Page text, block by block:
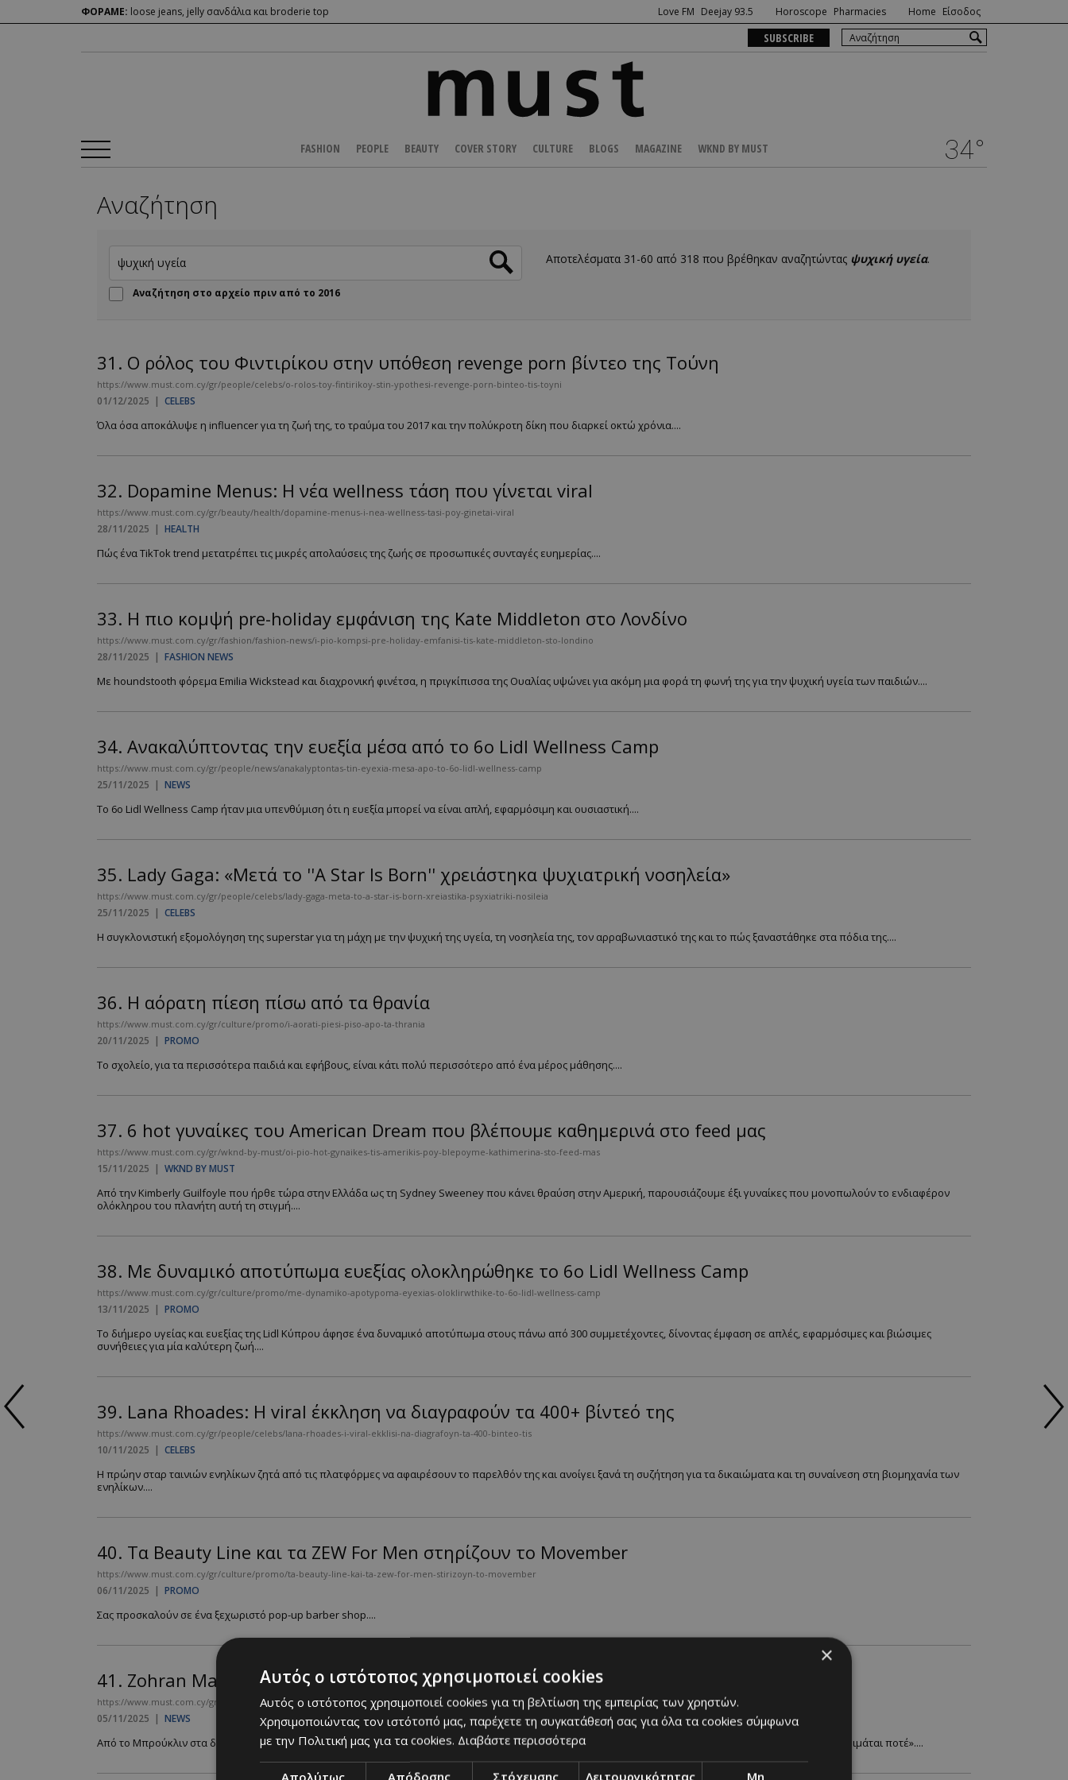
ΦΟΡΑΜΕ: loose jeans, jelly σανδάλια και broderie top Love FM Deejay 93.5 Horoscope Pharmacies Home Είσοδος
SUBSCRIBE
FASHION PEOPLE BEAUTY COVER STORY CULTURE BLOGS MAGAZINE WKND BY MUST 34°
Αναζήτηση
Αναζήτηση στο αρχείο πριν από το 2016
Αποτελέσματα 31-60 από 318 που βρέθηκαν αναζητώντας ψυχική υγεία.
31. Ο ρόλος του Φιντιρίκου στην υπόθεση revenge porn βίντεο της Τούνη
https://www.must.com.cy/gr/people/celebs/o-rolos-toy-fintirikoy-stin-ypothesi-revenge-porn-binteo-tis-toyni
01/12/2025 | CELEBS
Όλα όσα αποκάλυψε η influencer για τη ζωή της, το τραύμα του 2017 και την πολύκροτη δίκη που διαρκεί οκτώ χρόνια....
32. Dopamine Menus: Η νέα wellness τάση που γίνεται viral
https://www.must.com.cy/gr/beauty/health/dopamine-menus-i-nea-wellness-tasi-poy-ginetai-viral
28/11/2025 | HEALTH
Πώς ένα TikTok trend μετατρέπει τις μικρές απολαύσεις της ζωής σε προσωπικές συνταγές ευημερίας....
33. Η πιο κομψή pre-holiday εμφάνιση της Kate Middleton στο Λονδίνο
https://www.must.com.cy/gr/fashion/fashion-news/i-pio-kompsi-pre-holiday-emfanisi-tis-kate-middleton-sto-londino
28/11/2025 | FASHION NEWS
Με houndstooth φόρεμα Emilia Wickstead και διαχρονική φινέτσα, η πριγκίπισσα της Ουαλίας υψώνει για ακόμη μια φορά τη φωνή της για την ψυχική υγεία των παιδιών....
34. Ανακαλύπτοντας την ευεξία μέσα από το 6ο Lidl Wellness Camp
https://www.must.com.cy/gr/people/news/anakalyptontas-tin-eyexia-mesa-apo-to-6o-lidl-wellness-camp
25/11/2025 | NEWS
Το 6ο Lidl Wellness Camp ήταν μια υπενθύμιση ότι η ευεξία μπορεί να είναι απλή, εφαρμόσιμη και ουσιαστική....
35. Lady Gaga: «Μετά το ''A Star Is Born'' χρειάστηκα ψυχιατρική νοσηλεία»
https://www.must.com.cy/gr/people/celebs/lady-gaga-meta-to-a-star-is-born-xreiastika-psyxiatriki-nosileia
25/11/2025 | CELEBS
Η συγκλονιστική εξομολόγηση της superstar για τη μάχη με την ψυχική της υγεία, τη νοσηλεία της, τον αρραβωνιαστικό της και το πώς ξαναστάθηκε στα πόδια της....
36. Η αόρατη πίεση πίσω από τα θρανία
https://www.must.com.cy/gr/culture/promo/i-aorati-piesi-piso-apo-ta-thrania
20/11/2025 | PROMO
Το σχολείο, για τα περισσότερα παιδιά και εφήβους, είναι κάτι πολύ περισσότερο από ένα μέρος μάθησης....
37. 6 hot γυναίκες του American Dream που βλέπουμε καθημερινά στο feed μας
https://www.must.com.cy/gr/wknd-by-must/oi-pio-hot-gynaikes-tis-amerikis-poy-blepoyme-kathimerina-sto-feed-mas
15/11/2025 | WKND BY MUST
Από την Kimberly Guilfoyle που ήρθε τώρα στην Ελλάδα ως τη Sydney Sweeney που κάνει θραύση στην Αμερική, παρουσιάζουμε έξι γυναίκες που μονοπωλούν το ενδιαφέρον
ολόκληρου του πλανήτη αυτή τη στιγμή....
38. Με δυναμικό αποτύπωμα ευεξίας ολοκληρώθηκε το 6ο Lidl Wellness Camp
https://www.must.com.cy/gr/culture/promo/me-dynamiko-apotypoma-eyexias-oloklirwthike-to-6o-lidl-wellness-camp
13/11/2025 | PROMO
Το διήμερο υγείας και ευεξίας της Lidl Κύπρου άφησε ένα δυναμικό αποτύπωμα στους πάνω από 300 συμμετέχοντες, δίνοντας έμφαση σε απλές, εφαρμόσιμες και βιώσιμες
συνήθειες για μία καλύτερη ζωή....
39. Lana Rhoades: Η viral έκκληση να διαγραφούν τα 400+ βίντεό της
https://www.must.com.cy/gr/people/celebs/lana-rhoades-i-viral-ekklisi-na-diagrafoyn-ta-400-binteo-tis
10/11/2025 | CELEBS
Η πρώην σταρ ταινιών ενηλίκων ζητά από τις πλατφόρμες να αφαιρέσουν το παρελθόν της και ανοίγει ξανά τη συζήτηση για τα δικαιώματα και τη συναίνεση στη βιομηχανία των
ενηλίκων....
40. Τα Beauty Line και τα ZEW For Men στηρίζουν το Movember
https://www.must.com.cy/gr/culture/promo/ta-beauty-line-kai-ta-zew-for-men-stirizoyn-to-movember
06/11/2025 | PROMO
Σας προσκαλούν σε ένα ξεχωριστό pop-up barber shop....
41. Zohran Mamdani: «Ο χειρότερος εφιάλτης του Trump» γιορτάζει τη νίκη
https://www.must.com.cy/gr/people/news/zohran-mamdani-o-xeiroteros-efialtis-toy-trump-giortazei-ti-niki
05/11/2025 | NEWS
Από το Μπρούκλιν στα διεθνή πρωτοσέλιδα, μια ιστορική νύχτα με πολιτικό περιεχόμενο, pop–culture στιγμές και ένα μανιφέστο για την πόλη που «δεν κοιμάται ποτέ»....
×
Αυτός ο ιστότοπος χρησιμοποιεί cookies
Αυτός ο ιστότοπος χρησιμοποιεί cookies για τη βελτίωση της εμπειρίας των χρηστών.
Χρησιμοποιώντας τον ιστότοπό μας, παρέχετε τη συγκατάθεσή σας για όλα τα cookies σύμφωνα
με την Πολιτική μας για τα cookies. Διαβάστε περισσότερα
Απολύτως
Απόδοσης Στόχευσης Λειτουργικότητας
Μη